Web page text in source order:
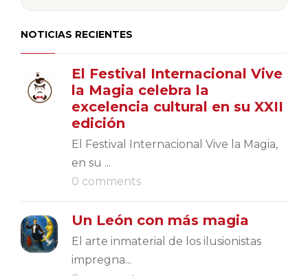
NOTICIAS RECIENTES
El Festival Internacional Vive
la Magia celebra la
excelencia cultural en su XXII
edición
El Festival Internacional Vive la Magia,
en su ...
0 comments
Un León con más magia
El arte inmaterial de los ilusionistas
impregna...